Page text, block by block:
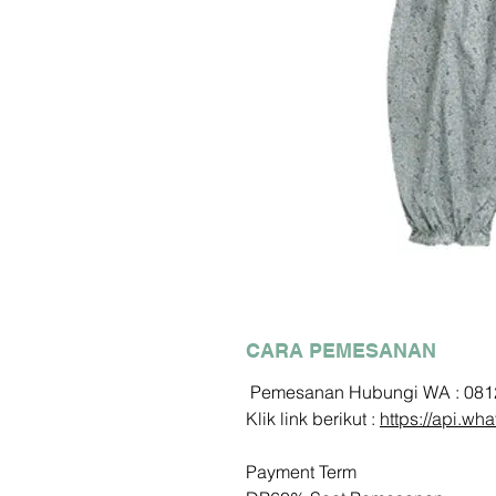
CARA PEMESANAN
Pemesanan Hubungi WA :
Klik link berikut : https://
Payment Term